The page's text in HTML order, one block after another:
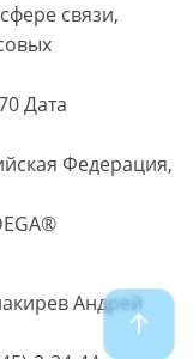
связи,
Дата
Федерация,
Андрей